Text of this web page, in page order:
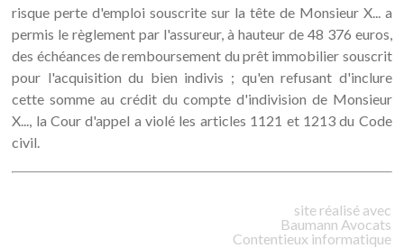
risque perte d'emploi souscrite sur la tête de Monsieur X... a
permis le règlement par l'assureur, à hauteur de 48 376 euros,
des échéances de remboursement du prêt immobilier souscrit
pour l'acquisition du bien indivis ; qu'en refusant d'inclure
cette somme au crédit du compte d'indivision de Monsieur
X..., la Cour d'appel a violé les articles 1121 et 1213 du Code
civil.
site réalisé avec
Baumann Avocats
Contentieux informatique